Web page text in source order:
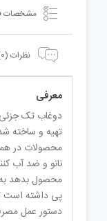
مشخصات
نظرات (0)
معرفی
دوغاب تک جزئی
تهیه و ساخته
محصولات در
نانو و ضد آب
محصول بدهد
پی داشته است
دستور عمل